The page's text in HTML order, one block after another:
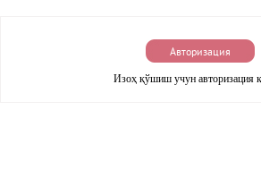
Авторизация
Изоҳ қўшиш учун авторизация